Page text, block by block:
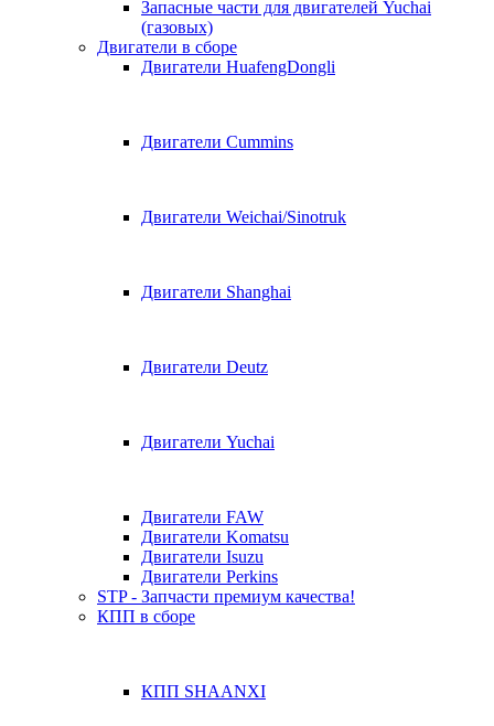
Запасные части для двигателей Yuchai
(газовых)
Двигатели в сборе
Двигатели HuafengDongli
Двигатели Cummins
Двигатели Weichai/Sinotruk
Двигатели Shanghai
Двигатели Deutz
Двигатели Yuchai
Двигатели FAW
Двигатели Komatsu
Двигатели Isuzu
Двигатели Perkins
STP - Запчасти премиум качества!
КПП в сборе
КПП SHAANXI